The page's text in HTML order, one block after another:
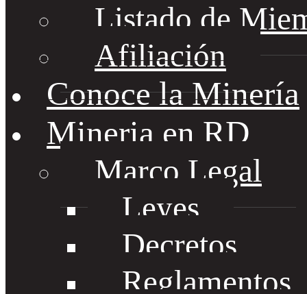
Listado de
Afiliación
Conoce la Minería
Mineria en RD
Marco Legal
Leyes
Decretos
Reglamentos